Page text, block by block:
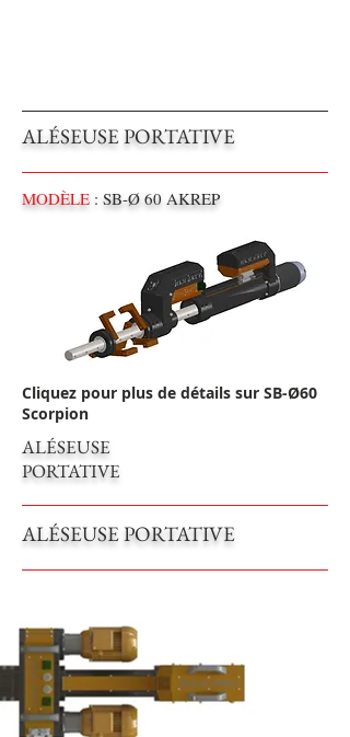
ALÉSEUSE PORTATIVE
MODÈLE : SB-Ø 60 AKREP
Cliquez pour plus de détails sur SB-Ø60
Scorpion
ALÉSEUSE
PORTATIVE
ALÉSEUSE PORTATIVE